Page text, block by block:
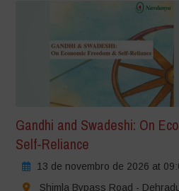
Gandhi and Swadeshi: On
Self-Reliance
13 de novembro de 2026 at
Shimla Bypass Road -